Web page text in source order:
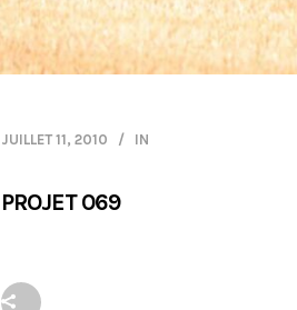
JUILLET 11, 2010 IN
PROJET 069